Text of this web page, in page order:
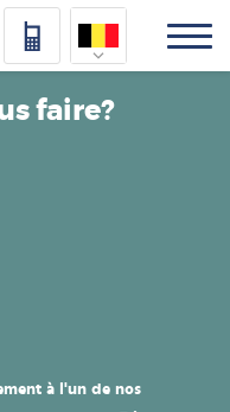
faire?
à l'un de nos